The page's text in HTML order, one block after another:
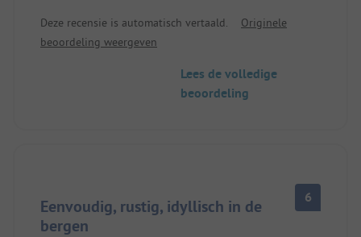
Vriendelijke, behulpzame ontvangst, spreekt
echter alleen Frans.
Deze recensie is automatisch vertaald.
Originele
beoordeling weergeven
Lees de volledige
beoordeling
Eenvoudig, rustig, idyllisch in de
bergen
6